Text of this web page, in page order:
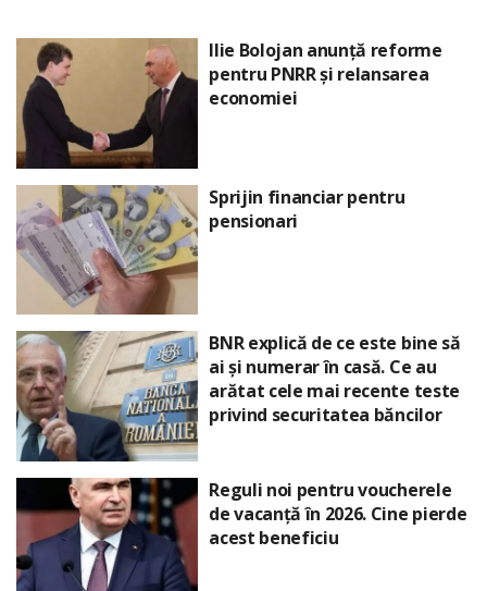
Ilie Bolojan anunță reforme
pentru PNRR și relansarea
economiei
Sprijin financiar pentru
pensionari
BNR explică de ce este bine să
ai și numerar în casă. Ce au
arătat cele mai recente teste
privind securitatea băncilor
Reguli noi pentru voucherele
de vacanță în 2026. Cine pierde
acest beneficiu